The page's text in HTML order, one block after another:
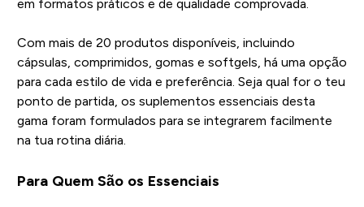
em formatos práticos e de qualidade comprovada.
Com mais de 20 produtos disponíveis, incluindo
cápsulas, comprimidos, gomas e softgels, há uma opção
para cada estilo de vida e preferência. Seja qual for o teu
ponto de partida, os suplementos essenciais desta
gama foram formulados para se integrarem facilmente
na tua rotina diária.
Para Quem São os Essenciais